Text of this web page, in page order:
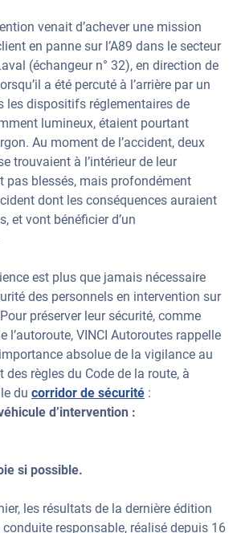
venait d’achever une mission
en panne sur l’A89 dans le secteur
(échangeur n° 32), en direction de
a été percuté à l’arrière par un
les dispositifs réglementaires de
lumineux, étaient pourtant
Au moment de l’accident, deux
trouvaient à l’intérieur de leur
pas blessés, mais profondément
dont les conséquences auraient
et vont bénéficier d’un
est plus que jamais nécessaire
des personnels en intervention sur
préserver leur sécurité, comme
l’autoroute, VINCI Autoroutes rappelle
absolue de la vigilance au
des règles du Code de la route, à
du corridor de sécurité :
d’intervention :
si possible.
les résultats de la dernière édition
responsable, réalisé depuis 16